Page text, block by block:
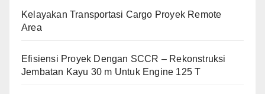
Kelayakan Transportasi Cargo Proyek Remote
Area
Efisiensi Proyek Dengan SCCR – Rekonstruksi
Jembatan Kayu 30 m Untuk Engine 125 T